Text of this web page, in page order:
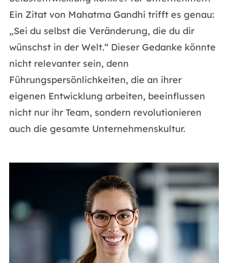
Ein Zitat von Mahatma Gandhi trifft es genau:
„Sei du selbst die Veränderung, die du dir
wünschst in der Welt.“ Dieser Gedanke könnte
nicht relevanter sein, denn
Führungspersönlichkeiten, die an ihrer
eigenen Entwicklung arbeiten, beeinflussen
nicht nur ihr Team, sondern revolutionieren
auch die gesamte Unternehmenskultur.